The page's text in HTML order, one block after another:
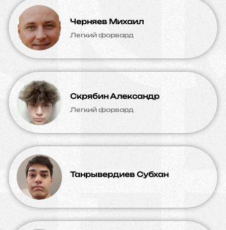
Черняев Михаил
Легкий форвард
Скрябин Александр
Легкий форвард
Танрывердиев Субхан